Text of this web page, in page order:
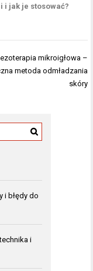
jak je stosować?
mikroigłowa –
metoda odmładzania
skóry
i błędy do
i